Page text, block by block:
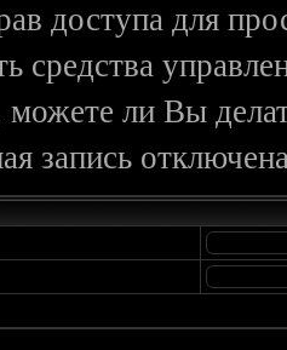
доступа для
средства
можете ли Вы
запись